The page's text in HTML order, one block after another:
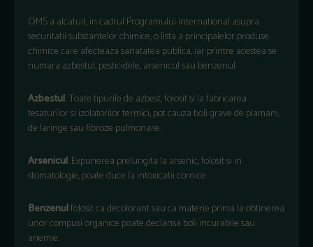
OMS a alcatuit, in cadrul Programului international asupra
securitatii substantelor chimice, o lista a principalelor produse
chimice care afecteaza sanatatea publica, iar printre acestea se
numara azbestul, pesticidele, arsenicul sau benzenul.
Azbestul.Toate tipurile de azbest, folosit si la fabricarea
tesaturilor si izolatorilor termici, pot cauza boli grave de plamani,
de laringe sau fibroze pulmonare.
Arsenicul. Expunerea prelungita la arsenic, folosit si in
stomatologie, poate duce la intoxicatii cornice.
Benzenulfolosit ca decolorant sau ca materie prima la obtinerea
unor compusi organice poate declansa boli incurabile sau
anemie.